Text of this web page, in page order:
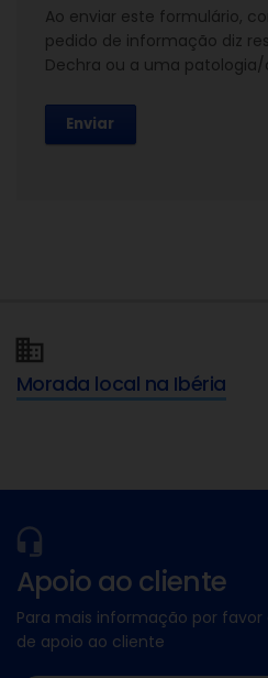
Ao enviar este formulário,
pedido de informação diz
Dechra ou a uma
Enviar
Morada local na Ibéria
Apoio ao cliente
Para mais informação por
de apoio ao cliente